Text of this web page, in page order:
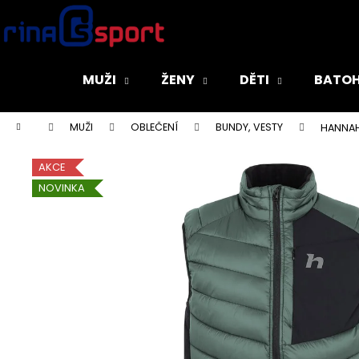
obsah
MUŽI ŽENY DĚTI
Domů MUŽI OBLEČENÍ BUNDY, VESTY
AKCE
NOVINKA
o
š
Zpět
Zpět
CRAFT FAUN LS W DÁMSKÉ TRIKO